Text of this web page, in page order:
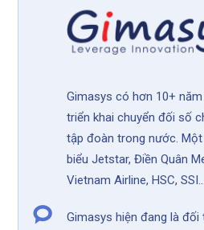
Gimasys có hơn 10+
triển khai chuyển đối số
tập đoàn trong nước.
biểu Jetstar, Điền Quân
Vietnam Airline, HSC, SSI...
Gimasys hiện đang là